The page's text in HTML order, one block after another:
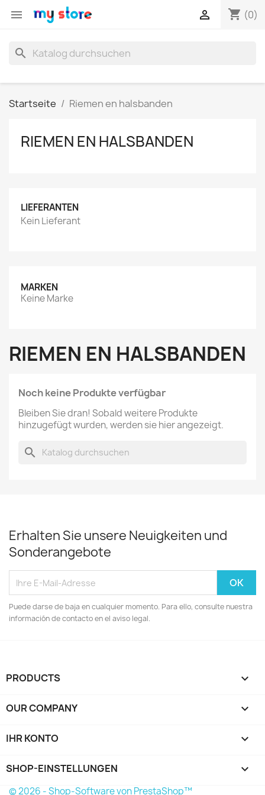
 shopping_cart (0)

search
Startseite Riemen en halsbanden
RIEMEN EN HALSBANDEN
LIEFERANTEN
Kein Lieferant
MARKEN
Keine Marke
RIEMEN EN HALSBANDEN
Noch keine Produkte verfügbar
Bleiben Sie dran! Sobald weitere Produkte
hinzugefügt wurden, werden sie hier angezeigt.
search
Erhalten Sie unsere Neuigkeiten und
Sonderangebote
Puede darse de baja en cualquier momento. Para ello, consulte nuestra
información de contacto en el aviso legal.
PRODUCTS 
OUR COMPANY 
IHR KONTO 
SHOP-EINSTELLUNGEN keyboard_arrow_down
© 2026 - Shop-Software von PrestaShop™